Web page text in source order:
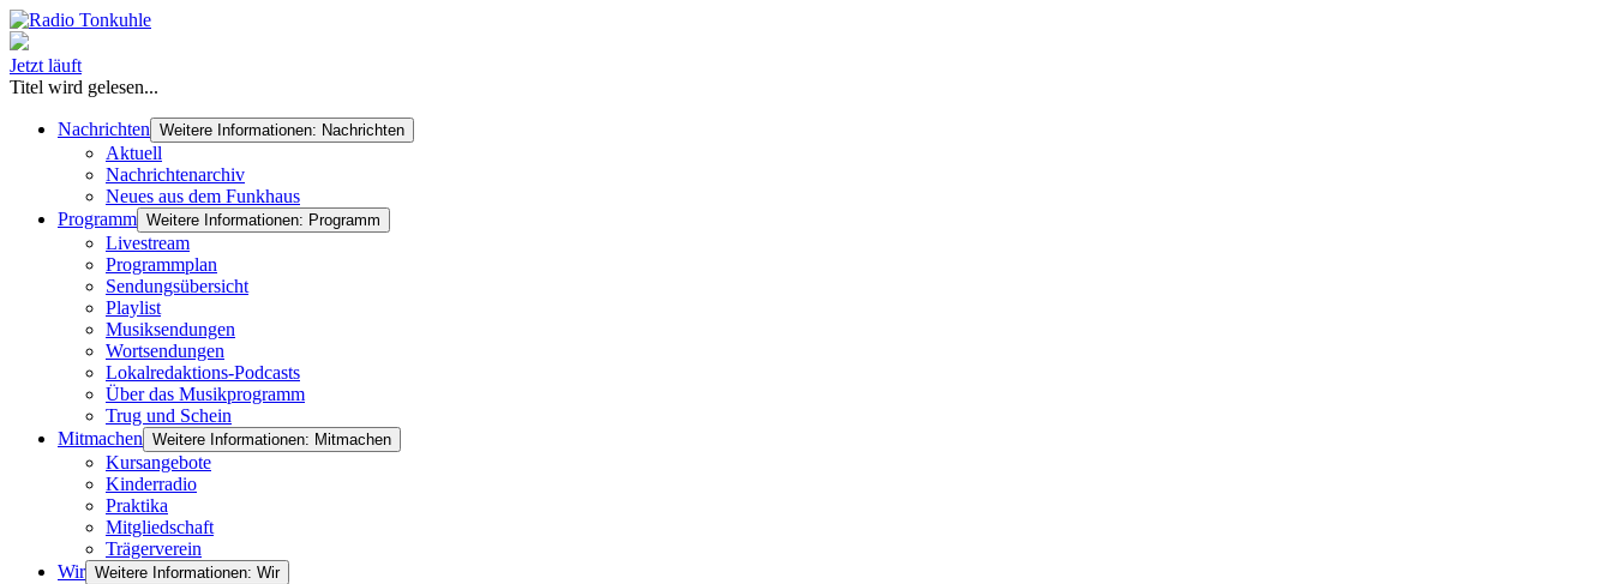
Jetzt läuft
Titel wird gelesen...
Nachrichten Weitere Informationen: Nachrichten
Aktuell
Nachrichtenarchiv
Neues aus dem Funkhaus
Programm Weitere Informationen: Programm
Livestream
Programmplan
Sendungsübersicht
Playlist
Musiksendungen
Wortsendungen
Lokalredaktions-Podcasts
Über das Musikprogramm
Trug und Schein
Mitmachen Weitere Informationen: Mitmachen
Kursangebote
Kinderradio
Praktika
Mitgliedschaft
Trägerverein
Wir Weitere Informationen: Wir